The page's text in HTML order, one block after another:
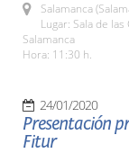
Salamanca
Lugar: Sala de
Salamanca
Hora: 11:30 h.
24/01/2020
Presentación
Fitur